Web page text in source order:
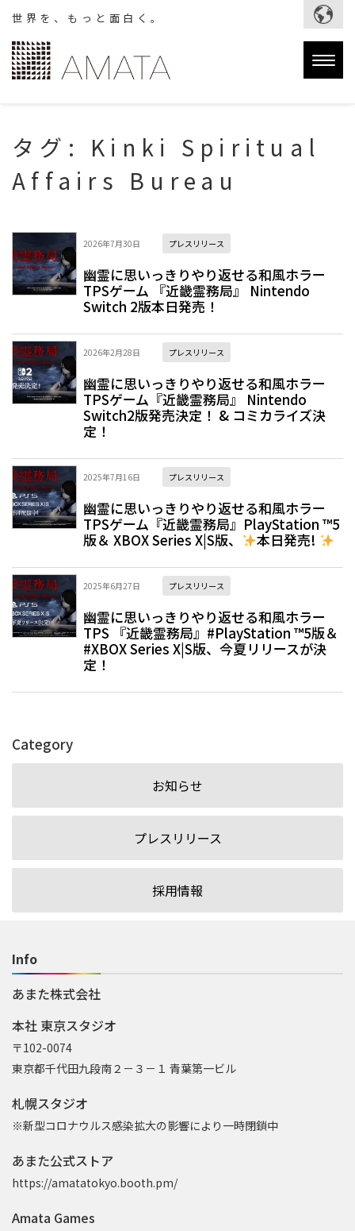
世界を、もっと面白く。
タグ: Kinki Spiritual
Affairs Bureau
2026年7月30日 プレスリリース
幽霊に思いっきりやり返せる和風ホラー
TPSゲーム 『近畿霊務局』 Nintendo
Switch 2版本日発売！
2026年2月28日 プレスリリース
幽霊に思いっきりやり返せる和風ホラー
TPSゲーム『近畿霊務局』 Nintendo
Switch2版発売決定！ & コミカライズ決
定！
2025年7月16日 プレスリリース
幽霊に思いっきりやり返せる和風ホラー
TPSゲーム『近畿霊務局』PlayStation ™5
版＆ XBOX Series X|S版、
本日発売!
2025年6月27日 プレスリリース
幽霊に思いっきりやり返せる和風ホラー
TPS 『近畿霊務局』#PlayStation ™5版＆
#XBOX Series X|S版、今夏リリースが決
定！
Category
お知らせ
プレスリリース
採用情報
Info
あまた株式会社
本社 東京スタジオ
〒102-0074
東京都千代田九段南２－３－１ 青葉第一ビル
札幌スタジオ
※新型コロナウルス感染拡大の影響により一時閉鎖中
あまた公式ストア
https://amatatokyo.booth.pm/
Amata Games